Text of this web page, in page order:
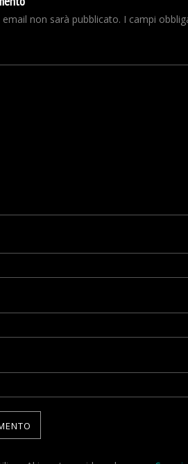
non sarà pubblicato. I campi